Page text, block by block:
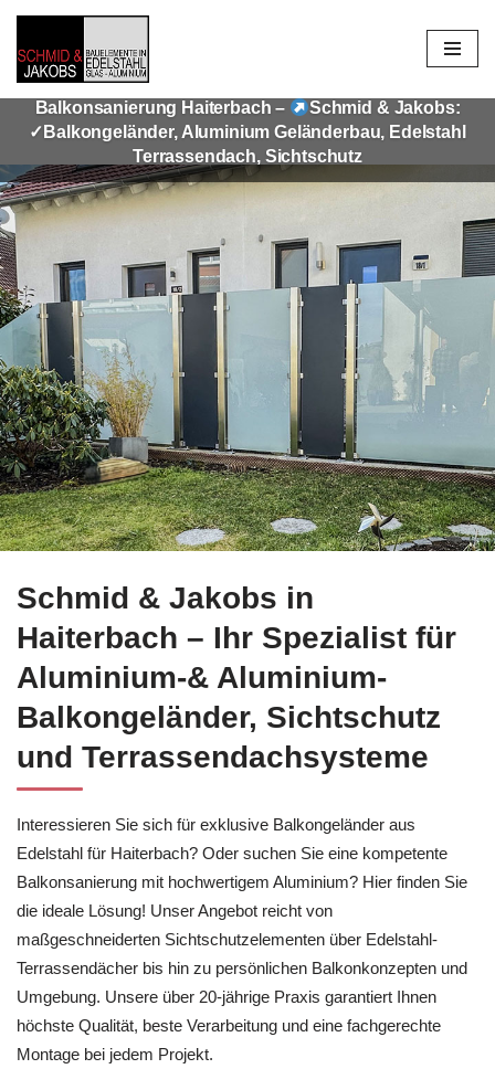
Zum
Inhalt
springen
Balkonsanierung Haiterbach –
Schmid & Jakobs:
✓Balkongeländer, Aluminium Geländerbau, Edelstahl
Terrassendach, Sichtschutz
Schmid & Jakobs in
Haiterbach – Ihr Spezialist für
Aluminium-& Aluminium-
Balkongeländer, Sichtschutz
und Terrassendachsysteme
Interessieren Sie sich für exklusive Balkongeländer aus
Edelstahl für Haiterbach? Oder suchen Sie eine kompetente
Balkonsanierung mit hochwertigem Aluminium? Hier finden Sie
die ideale Lösung! Unser Angebot reicht von
maßgeschneiderten Sichtschutzelementen über Edelstahl-
Terrassendächer bis hin zu persönlichen Balkonkonzepten und
Umgebung. Unsere über 20-jährige Praxis garantiert Ihnen
höchste Qualität, beste Verarbeitung und eine fachgerechte
Montage bei jedem Projekt.